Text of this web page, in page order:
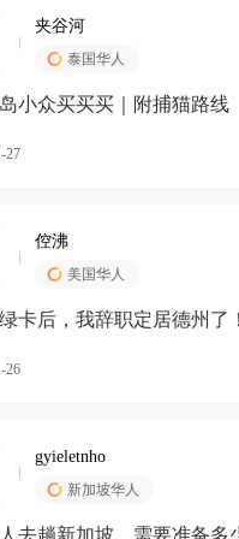
夹谷河
泰国华人
小众买买买｜附捕猫路线
27
倥沸
美国华人
卡后，我辞职定居德州了！
26
gyieletnho
新加坡华人
去趟新加坡，需要准备多